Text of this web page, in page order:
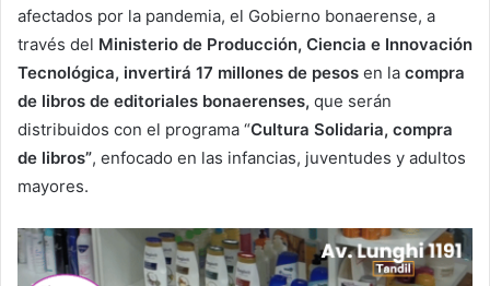
afectados por la pandemia, el Gobierno bonaerense, a
través del Ministerio de Producción, Ciencia e Innovación
Tecnológica, invertirá 17 millones de pesos en la compra
de libros de editoriales bonaerenses, que serán
distribuidos con el programa “Cultura Solidaria, compra
de libros”, enfocado en las infancias, juventudes y adultos
mayores.